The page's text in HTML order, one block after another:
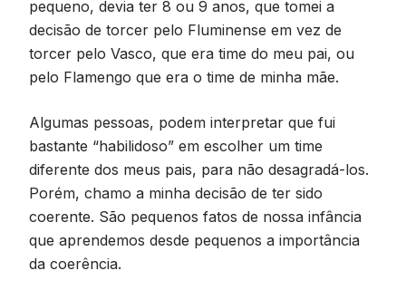
pequeno, devia ter 8 ou 9 anos, que tomei a
decisão de torcer pelo Fluminense em vez de
torcer pelo Vasco, que era time do meu pai, ou
pelo Flamengo que era o time de minha mãe.
Algumas pessoas, podem interpretar que fui
bastante “habilidoso” em escolher um time
diferente dos meus pais, para não desagradá-los.
Porém, chamo a minha decisão de ter sido
coerente. São pequenos fatos de nossa infância
que aprendemos desde pequenos a importância
da coerência.